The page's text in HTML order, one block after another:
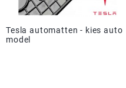
Tesla automatten - kies auto
model